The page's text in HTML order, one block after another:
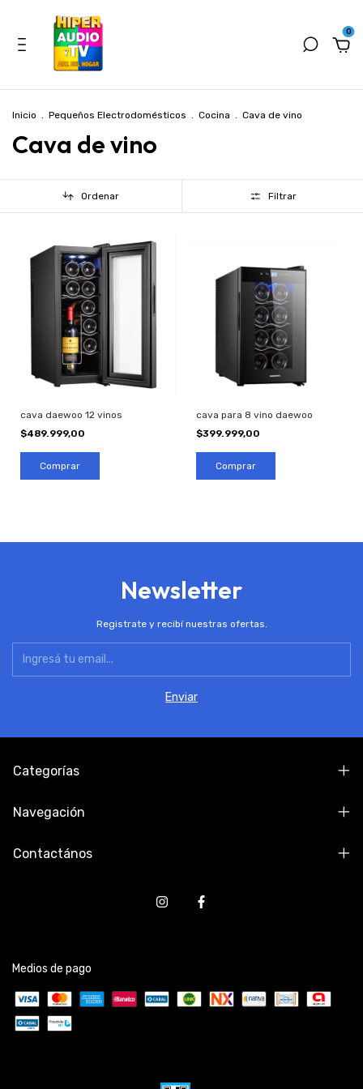
0
Inicio . Pequeños Electrodomésticos . Cocina . Cava de vino
Cava de vino
Ordenar Filtrar
cava daewoo 12 vinos
$489.999,00
cava para 8 vino daewoo
$399.999,00
Newsletter
Registrate y recibí nuestras ofertas.
Categorías
Navegación
Contactános
Medios de pago